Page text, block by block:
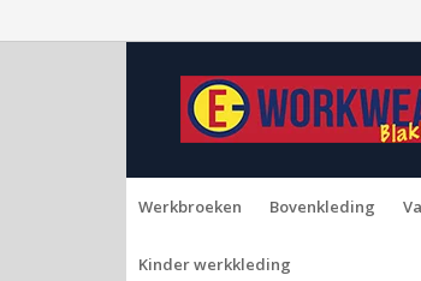
Werkbroeken Bovenkleding
Kinder werkkleding